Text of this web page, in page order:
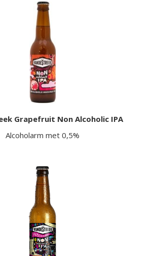
Grapefruit Non Alcoholic IPA
Alcoholarm met 0,5%